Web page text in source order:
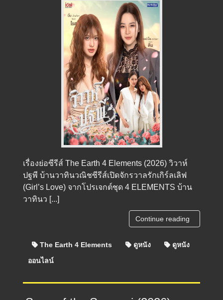
เรื่องย่อซีรีส์ The Earth 4 Elements (2026) วิวาห์
ปฐพี บ้านวาทินวณิชซีรีส์เปิดจักรวาลรักเกิร์ลเลิฟ
(Girl’s Love) จากโปรเจกต์ชุด 4 ELEMENTS บ้าน
วาทินว [...]
Continue reading
The Earth 4 Elements ดูหนัง
ดูหนัง
ออนไลน์